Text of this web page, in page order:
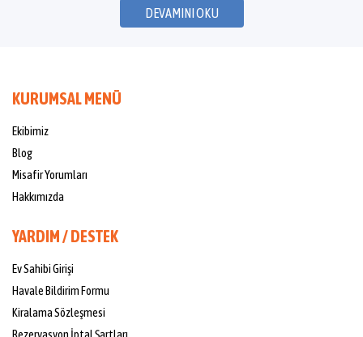
DEVAMINI OKU
KURUMSAL MENÜ
Ekibimiz
Blog
Misafir Yorumları
Hakkımızda
YARDIM / DESTEK
Ev Sahibi Girişi
Havale Bildirim Formu
Kiralama Sözleşmesi